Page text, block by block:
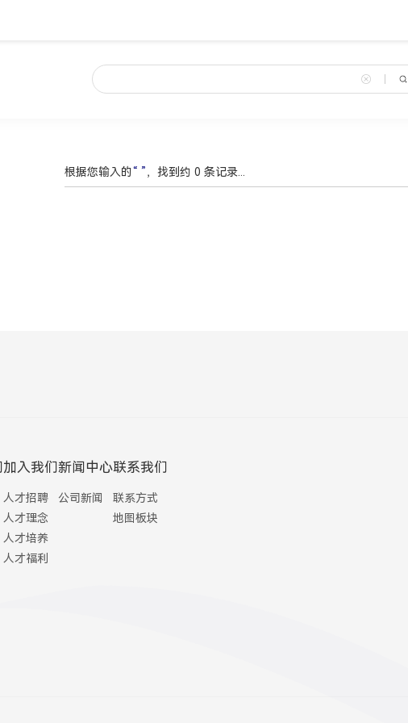
根据您输入的“ ”，找到约 0 条记录...
加入我们
人才招聘
人才理念
人才培养
人才福利
新闻中心
公司新闻
联系我们
联系方式
地图板块